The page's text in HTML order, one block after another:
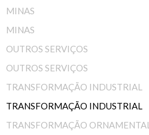
MINAS
MINAS
OUTROS SERVIÇOS
OUTROS SERVIÇOS
TRANSFORMAÇÃO INDUSTRIAL
TRANSFORMAÇÃO INDUSTRIAL
TRANSFORMAÇÃO ORNAMENTAL